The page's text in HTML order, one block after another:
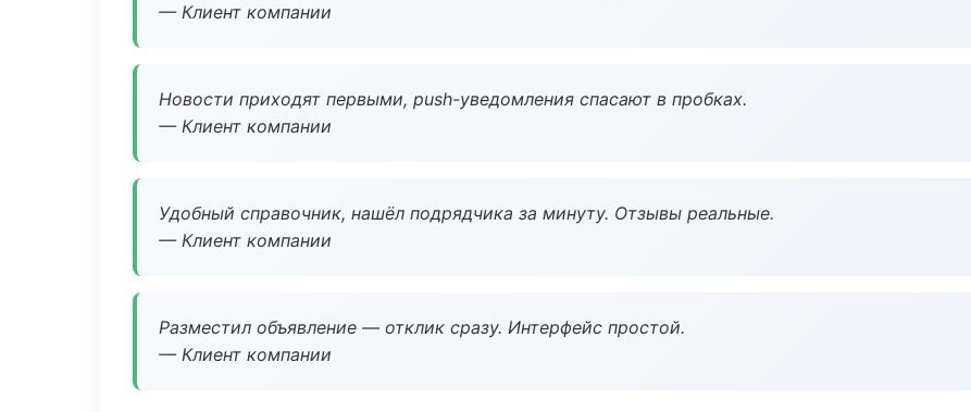
— Клиент компании
Новости приходят первыми, push-уведомления спасают в пробках.
— Клиент компании
Удобный справочник, нашёл подрядчика за минуту. Отзывы реальные.
— Клиент компании
Разместил объявление — отклик сразу. Интерфейс простой.
— Клиент компании